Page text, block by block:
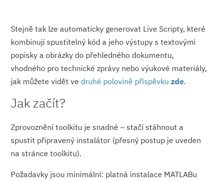
Stejně tak lze automaticky generovat Live Scripty, které
kombinují spustitelný kód a jeho výstupy s textovými
popisky a obrázky do přehledného dokumentu,
vhodného pro technické zprávy nebo výukové materiály,
jak můžete vidět vedruhé polovině příspěvkuzde.
Jak začít?
Zprovoznění toolkitu je snadné – stačí stáhnout a
spustit připravený instalátor (přesný postup je uveden
na stránce toolkitu).
Požadavky jsou minimální: platná instalace MATLABu